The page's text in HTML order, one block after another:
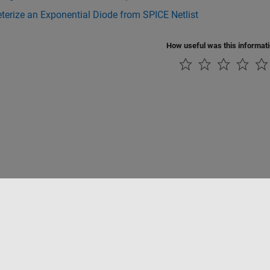
an Exponential Diode from SPICE Netlist
How useful was this